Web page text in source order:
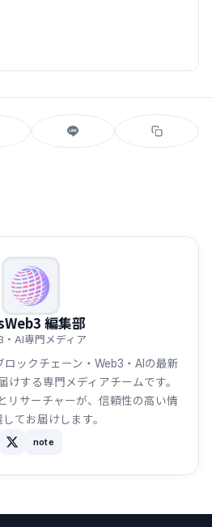
編集部
・AI専門メディア
ロックチェーン・Web3・AIの最新
けする専門メディアチームです。
リサーチャーが、信頼性の高い情
てお届けします。
note